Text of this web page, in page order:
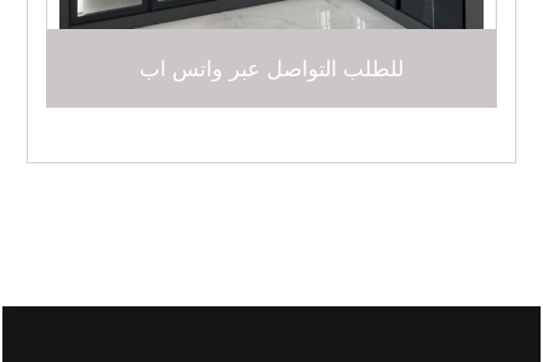
للطلب التواصل عبر واتس اب